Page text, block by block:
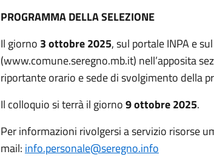
PROGRAMMA DELLA SELEZIONE
Il giorno 3 ottobre 2025, sul portale INPA e
(www.comune.seregno.mb.it) nell’apposita
riportante orario e sede di svolgimento della
Il colloquio si terrà il giorno9 ottobre 2025.
Per informazioni rivolgersi a servizio risorse
mail: info.personale@seregno.info